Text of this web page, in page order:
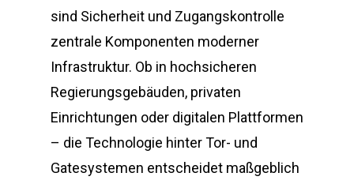
sind Sicherheit und Zugangskontrolle
zentrale Komponenten moderner
Infrastruktur. Ob in hochsicheren
Regierungsgebäuden, privaten
Einrichtungen oder digitalen Plattformen
– die Technologie hinter Tor- und
Gatesystemen entscheidet maßgeblich